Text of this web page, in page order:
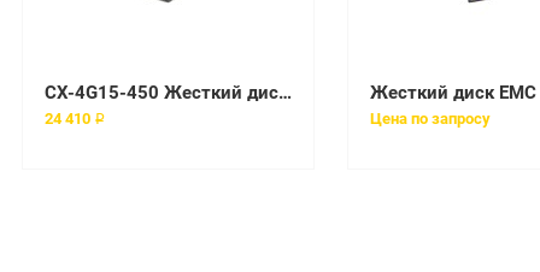
CX-4G15-450 Жесткий диск EMC 450 Гб 3.5" 15000 об/мин
24 410 ₽ Цена по запросу